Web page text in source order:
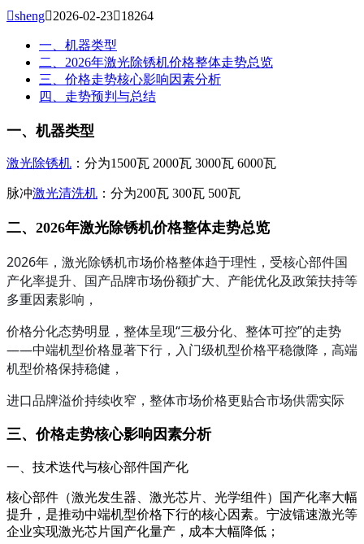
sheng2026-02-2318264
一、机器类型
二、2026年激光除锈机价格整体走势总览
三、价格走势核心影响因素分析
四、走势预判与总结
一、机器类型
激光除锈机 ：分为1500瓦 2000瓦 3000瓦 6000瓦
脉冲激光清洗机 ：分为200瓦 300瓦 500瓦
二、2026年激光除锈机价格整体走势总览
2026年，激光除锈机市场价格整体趋于理性，受核心部件国
产化率提升、国产品牌市场份额扩大、产能优化及政策扶持等
多重因素影响，
价格分化态势明显，整体呈现“三极分化、整体可控”的走势
——中端机型价格显著下行，入门级机型价格平稳微降，高端
机型价格保持稳健，
进口品牌溢价持续收窄，整体市场价格更贴合市场供需实际
三、价格走势核心影响因素分析
一、技术迭代与核心部件国产化
核心部件（激光发生器、激光芯片、光学组件）国产化率大幅
提升，是推动中端机型价格下行的核心因素。宁波镭速激光等
企业实现激光芯片国产化量产，成本大幅降低；